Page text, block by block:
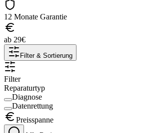
12 Monate Garantie
ab 29€
Filter & Sortierung
Filter
Reparaturtyp
Diagnose
Datenrettung
Preisspanne